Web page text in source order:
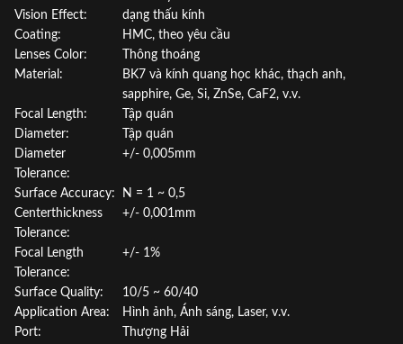
Vision Effect:
dạng thấu kính
Coating:
HMC, theo yêu cầu
Lenses Color:
Thông thoáng
Material:
BK7 và kính quang học khác, thạch anh,
sapphire, Ge, Si, ZnSe, CaF2, v.v.
Focal Length:
Tập quán
Diameter:
Tập quán
Diameter
Tolerance:
+/- 0,005mm
Surface Accuracy:
N = 1 ~ 0,5
Centerthickness
Tolerance:
+/- 0,001mm
Focal Length
Tolerance:
+/- 1%
Surface Quality:
10/5 ~ 60/40
Application Area:
Hình ảnh, Ánh sáng, Laser, v.v.
Port:
Thượng Hải